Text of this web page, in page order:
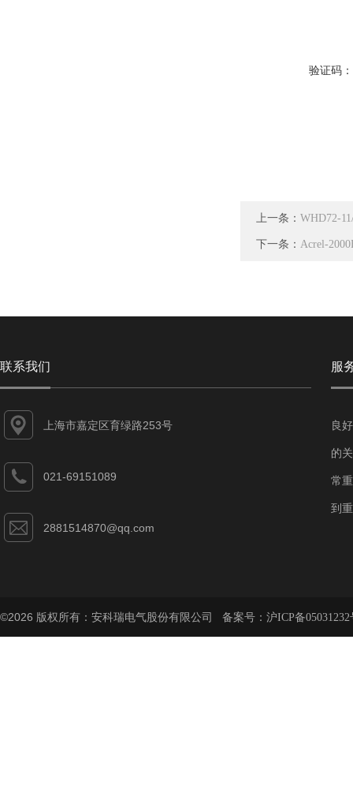
验证码：
上一条： WHD72-
下一条： Acrel-
联系我们
上海市嘉定区育绿路253号
021-69151089
2881514870@qq.com
服
良
的
常
到
©2026 版权所有：安科瑞电气股份有限公司 备案号： 沪ICP备05031232